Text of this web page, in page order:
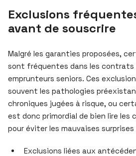
Exclusions
avant de souscrire
Malgré les garanties proposées,
sont fréquentes dans les contrats
emprunteurs seniors. Ces
souvent les pathologies
chroniques jugées à risque, ou
est donc primordial de bien lire les
pour éviter les mauvaises
Exclusions liées aux